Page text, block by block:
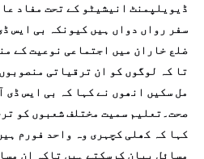
ڈیویلپمنٹ انیشیٹو کے تحت مفاد
سفر رواں دواں ہیں کیونکہ بی ایس
ضلع خاران میں اجتماعی نوعیت کے
تا کہ لوگوں کو ان ترقیاتی
مل سکیں انھوں نے کہا کہ بی ایس ڈی
صحت۔تعلیم سمیت مختلف شعبوں کو
کہا کہ کھلی کچہری وہ واحد فورم
مسائل بیان کرسکتے ہیں تاکہ ان